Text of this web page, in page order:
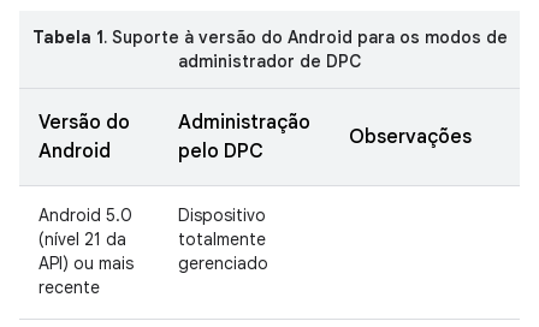
Tabela 1. Suporte à versão do Android para os modos de
administrador de DPC
Versão do
Android
Administração
pelo DPC
Observações
Android 5.0
(nível 21 da
API) ou mais
recente
Dispositivo
totalmente
gerenciado